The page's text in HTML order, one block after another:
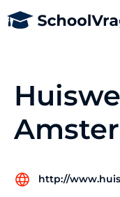
http://